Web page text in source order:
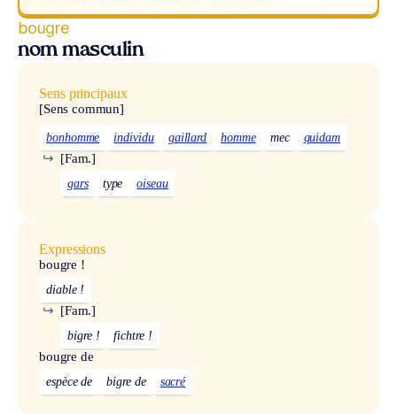
bougre
nom masculin
Sens principaux
[Sens commun]
bonhomme individu gaillard homme mec quidam
[Fam.]
↪
gars type oiseau
Expressions
bougre !
diable !
[Fam.]
↪
bigre ! fichtre !
bougre de
espèce de bigre de sacré